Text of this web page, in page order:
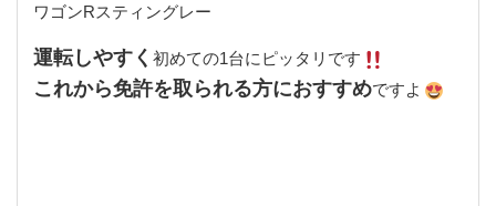
ワゴンRスティングレー
運転しやすく 初めての1台にピッタリです
これから免許を取られる方におすすめですよ